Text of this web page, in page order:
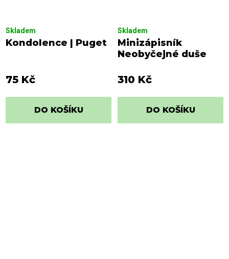
Kondolence | Puget
Skladem
75 Kč
DO KOŠÍKU
Minizápisník
Neobyčejné duše
Skladem
310 Kč
DO KOŠÍKU